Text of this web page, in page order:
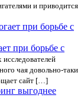
и приводится
при борьбе с
чая довольно-таки
сайт […]